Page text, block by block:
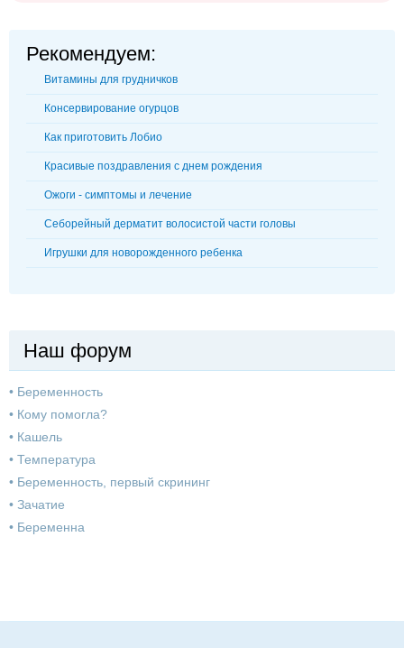
Рекомендуем:
Витамины для грудничков
Консервирование огурцов
Как приготовить Лобио
Красивые поздравления с днем рождения
Ожоги - симптомы и лечение
Себорейный дерматит волосистой части головы
Игрушки для новорожденного ребенка
Наш форум
• Беременность
• Кому помогла?
• Кашель
• Температура
• Беременность, первый скрининг
• Зачатие
• Беременна